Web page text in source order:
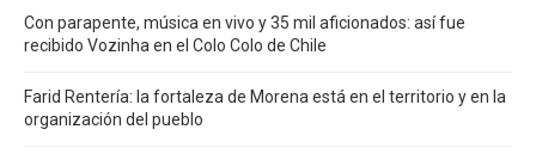
Con parapente, música en vivo y 35 mil aficionados: así fue
recibido Vozinha en el Colo Colo de Chile
Farid Rentería: la fortaleza de Morena está en el territorio y en la
organización del pueblo